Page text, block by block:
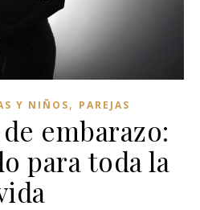
Y NIÑOS, PAREJAS
embarazo:
para toda la